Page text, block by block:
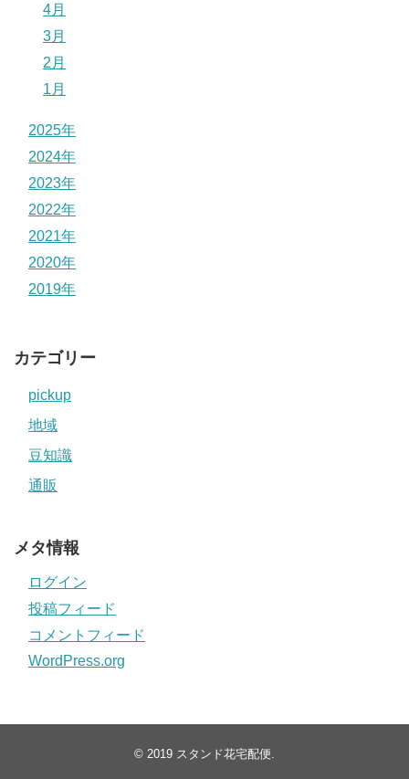
4月
3月
2月
1月
2025年
2024年
2023年
2022年
2021年
2020年
2019年
カテゴリー
pickup
地域
豆知識
通販
メタ情報
ログイン
投稿フィード
コメントフィード
WordPress.org
© 2019 スタンド花宅配便